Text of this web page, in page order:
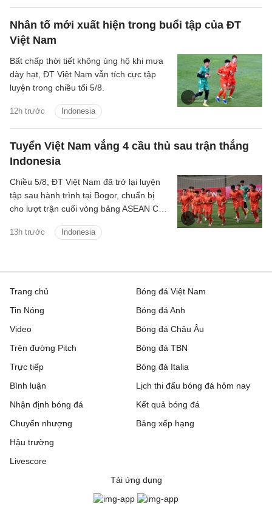
Nhân tố mới xuất hiện trong buổi tập của ĐT
Việt Nam
12h trước Indonesia
Bất chấp thời tiết không ủng hộ khi mưa
dày hạt, ĐT Việt Nam vẫn tích cực tập
luyện trong chiều tối 5/8.
Tuyển Việt Nam vắng 4 cầu thủ sau trận thắng
Indonesia
13h trước Indonesia
Chiều 5/8, ĐT Việt Nam đã trở lại luyện
tập sau hành trình tại Bogor, chuẩn bị
cho lượt trận cuối vòng bảng ASEAN Cup
Trang chủ
Tin Nóng
Video
Trên đường Pitch
Trực tiếp
Bóng đá Việt Nam
Bóng đá Anh
Bóng đá Châu Âu
Bóng đá TBN
Bóng đá Italia
Bình luận
Nhận định bóng đá
Chuyển nhượng
Hậu trường
Livescore
Lịch thi đấu bóng đá hôm nay
Kết quả bóng đá
Bảng xếp hạng
Tải ứng dụng